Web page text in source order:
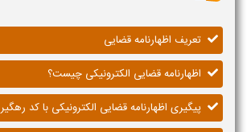
تعریف اظهارنامه قضایی
اظهارنامه قضایی الکترونیکی چیست؟
پیگیری اظهارنامه قضایی الکترونیکی با کد